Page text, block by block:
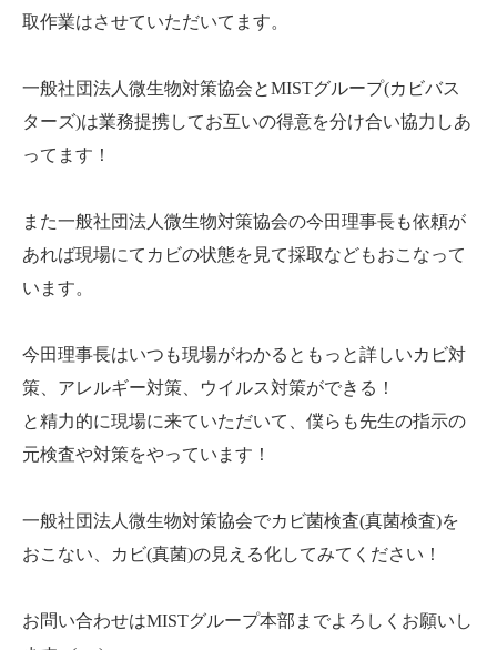
取作業はさせていただいてます。
一般社団法人微生物対策協会とMISTグループ(カビバス
ターズ)は業務提携してお互いの得意を分け合い協力しあ
ってます！
また一般社団法人微生物対策協会の今田理事長も依頼が
あれば現場にてカビの状態を見て採取などもおこなって
います。
今田理事長はいつも現場がわかるともっと詳しいカビ対
策、アレルギー対策、ウイルス対策ができる！
と精力的に現場に来ていただいて、僕らも先生の指示の
元検査や対策をやっています！
一般社団法人微生物対策協会でカビ菌検査(真菌検査)を
おこない、カビ(真菌)の見える化してみてください！
お問い合わせはMISTグループ本部までよろしくお願いし